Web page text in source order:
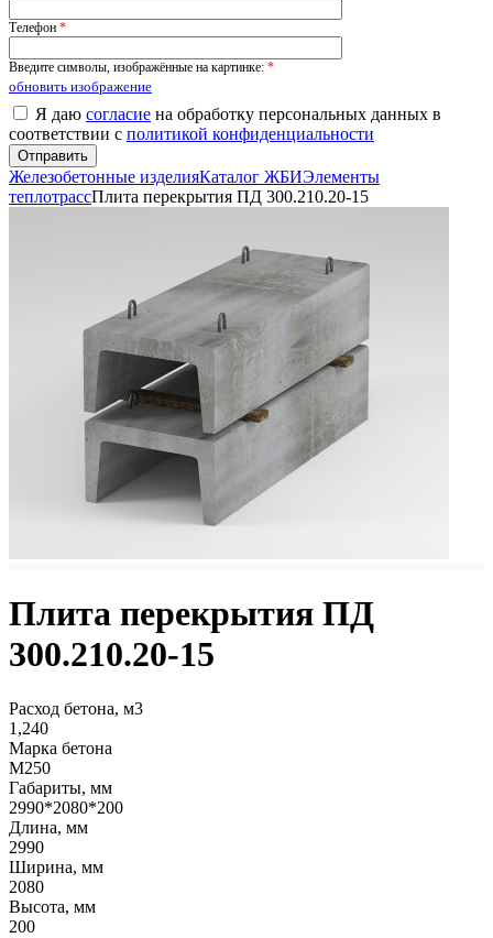
Телефон *
Введите символы, изображённые на картинке: *
обновить изображение
Я даю согласие на обработку персональных данных в
соответствии с политикой конфиденциальности
Железобетонные изделияКаталог ЖБИЭлементы
теплотрассПлита перекрытия ПД 300.210.20-15
Плита перекрытия ПД
300.210.20-15
Расход бетона, м3
1,240
Марка бетона
М250
Габариты, мм
2990*2080*200
Длина, мм
2990
Ширина, мм
2080
Высота, мм
200